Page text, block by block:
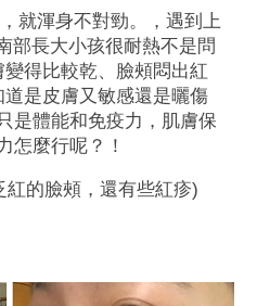
就渾身不對勁。，遇到上
部長大小孩很耐熱不是問
得比較乾、臉頰悶出紅
是皮膚又敏感還是曬傷
是體能和免疫力，肌膚保
怎麼行呢？！
的臉頰，還有些紅疹)